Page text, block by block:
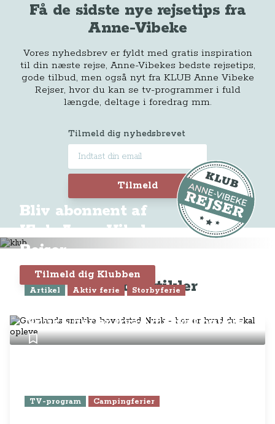
Få de sidste nye rejsetips fra
Anne-Vibeke
Vores nyhedsbrev er fyldt med gratis inspiration
til din næste rejse, Anne-Vibekes bedste rejsetips,
gode tilbud, men også nyt fra KLUB Anne Vibeke
Rejser, hvor du kan se tv-programmer i fuld
længde, deltage i foredrag mm.
Tilmeld dig nyhedsbrevet
Tilmeld
Bliv abonnent af
Klub Anne-Vibeke
Rejser
Tilmeld dig Klubben
Seneste artikler
Artikel Aktiv ferie Storbyferie
Nuuk - her er hvad du skal opleve
TV-program Campingferier